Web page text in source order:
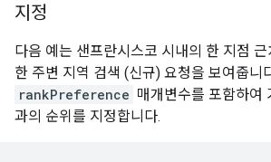
지정
다음 예는 샌프란시스코 시내의 한 지점
한 주변 지역 검색 (신규) 요청을 보여줍니
rankPreference 매개변수를 포함하여
과의 순위를 지정합니다.